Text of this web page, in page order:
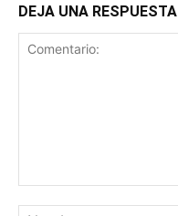
DEJA UNA RESPUESTA